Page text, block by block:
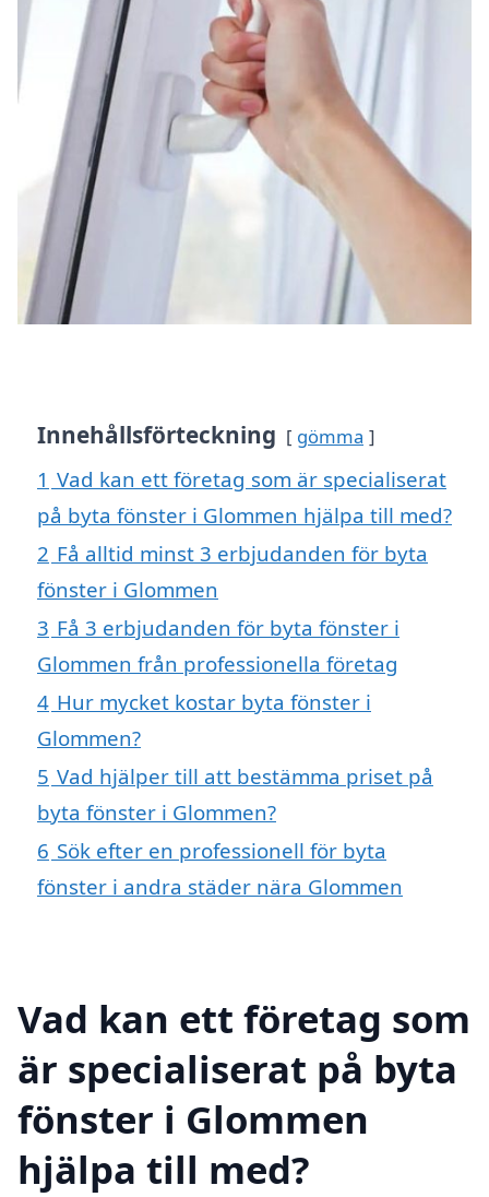
Innehållsförteckning gömma
1 Vad kan ett företag som är specialiserat
på byta fönster i Glommen hjälpa till med?
2 Få alltid minst 3 erbjudanden för byta
fönster i Glommen
3 Få 3 erbjudanden för byta fönster i
Glommen från professionella företag
4 Hur mycket kostar byta fönster i
Glommen?
5 Vad hjälper till att bestämma priset på
byta fönster i Glommen?
6 Sök efter en professionell för byta
fönster i andra städer nära Glommen
Vad kan ett företag som
är specialiserat på byta
fönster i Glommen
hjälpa till med?